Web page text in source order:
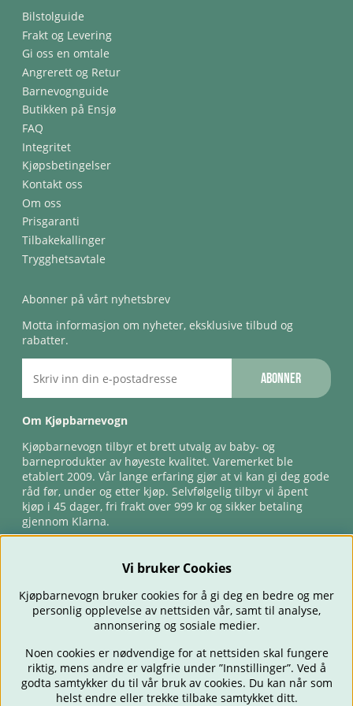
Bilstolguide
Frakt og Levering
Gi oss en omtale
Angrerett og Retur
Barnevognguide
Butikken på Ensjø
FAQ
Integritet
Kjøpsbetingelser
Kontakt oss
Om oss
Prisgaranti
Tilbakekallinger
Trygghetsavtale
Abonner på vårt nyhetsbrev
Motta informasjon om nyheter, eksklusive tilbud og
rabatter.
Abonner
Om Kjøpbarnevogn
Kjøpbarnevogn tilbyr et brett utvalg av baby- og
barneprodukter av høyeste kvalitet. Varemerket ble
etablert 2009. Vår lange erfaring gjør at vi kan gi deg gode
råd før, under og etter kjøp. Selvfølgelig tilbyr vi åpent
kjøp i 45 dager, fri frakt over 999 kr og sikker betaling
gjennom Klarna.
BARNEVOGNER BILSTOLER BABY SPISE & MATE
REISE
FORELDRE
BARNEROMMET LEKER TILBUD OUTLET
Vi bruker Cookies
Kjøpbarnevogn bruker cookies for å gi deg en bedre og mer
personlig opplevelse av nettsiden vår, samt til analyse,
annonsering og sosiale medier.
Noen cookies er nødvendige for at nettsiden skal fungere
riktig, mens andre er valgfrie under ”Innstillinger”. Ved å
godta samtykker du til vår bruk av cookies. Du kan når som
helst endre eller trekke tilbake samtykket ditt.